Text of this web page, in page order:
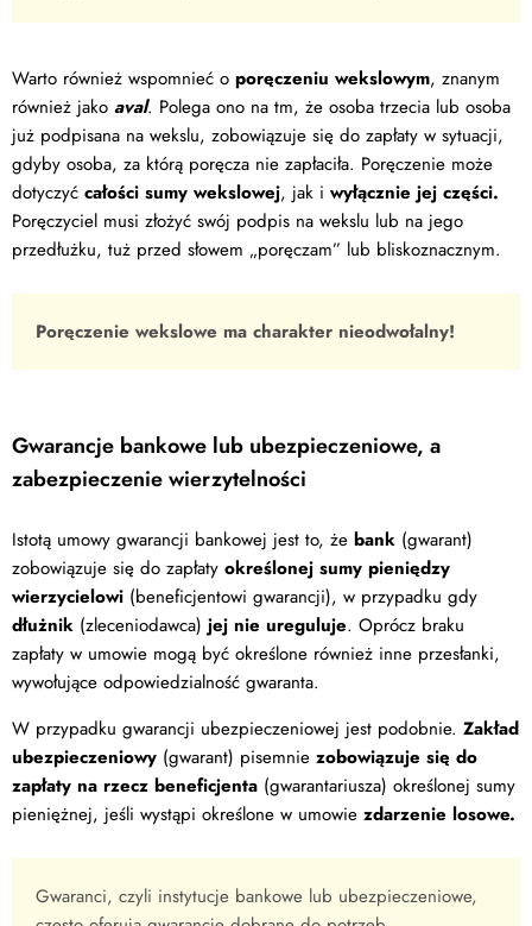
Warto również wspomnieć o poręczeniu wekslowym, znanym
również jako aval. Polega ono na tm, że osoba trzecia lub osoba
już podpisana na wekslu, zobowiązuje się do zapłaty w sytuacji,
gdyby osoba, za którą poręcza nie zapłaciła. Poręczenie może
dotyczyć całości sumy wekslowej, jak i wyłącznie jej części.
Poręczyciel musi złożyć swój podpis na wekslu lub na jego
przedłużku, tuż przed słowem „poręczam” lub bliskoznacznym.
Poręczenie wekslowe ma charakter nieodwołalny!
Gwarancje bankowe lub ubezpieczeniowe, a
zabezpieczenie wierzytelności
Istotą umowy gwarancji bankowej jest to, że bank (gwarant)
zobowiązuje się do zapłaty określonej sumy pieniędzy
wierzycielowi (beneficjentowi gwarancji), w przypadku gdy
dłużnik (zleceniodawca) jej nie ureguluje. Oprócz braku
zapłaty w umowie mogą być określone również inne przesłanki,
wywołujące odpowiedzialność gwaranta.
W przypadku gwarancji ubezpieczeniowej jest podobnie. Zakład
ubezpieczeniowy (gwarant) pisemnie zobowiązuje się do
zapłaty na rzecz beneficjenta (gwarantariusza) określonej sumy
pieniężnej, jeśli wystąpi określone w umowie zdarzenie losowe.
Gwaranci, czyli instytucje bankowe lub ubezpieczeniowe,